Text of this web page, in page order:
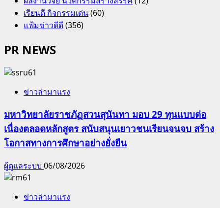
เรียนดี กิจกรรมเด่น(60)
แฟ้มข่าวดีดี(356)
PR NEWS
ข่าวล่ามาแรง
มหาวิทยาลัยราชภัฏสวนสุนันทา มอบ 29 ทุนแบบต่อ
เนื่องตลอดหลักสูตร สนับสนุนเยาวชนเรียนจนจบ สร้าง
โอกาสทางการศึกษาอย่างยั่งยืน
ผู้ดูแลระบบ 06/08/2026
ข่าวล่ามาแรง